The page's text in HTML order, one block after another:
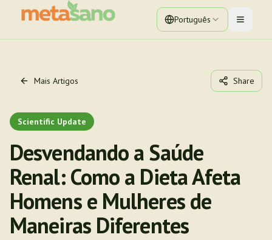
Português Toggle
Mais Artigos Share
Scientific Update
Desvendando a Saúde
Renal: Como a Dieta Afeta
Homens e Mulheres de
Maneiras Diferentes